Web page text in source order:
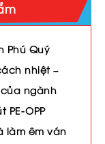
Phú Quý
nhiệt –
ngành
PE-OPP
làm êm ván